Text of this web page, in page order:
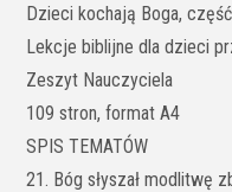
Dzieci kochają Boga,
Lekcje biblijne dla dzieci
Zeszyt Nauczyciela
109 stron, format A4
SPIS TEMATÓW
21. Bóg słyszał modlitwę